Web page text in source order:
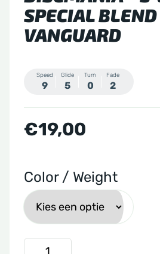
SPECIAL BLEND
VANGUARD
Speed
9
Glide
5
Turn
0
Fade
2
€19,00
Color / Weight
Discmania